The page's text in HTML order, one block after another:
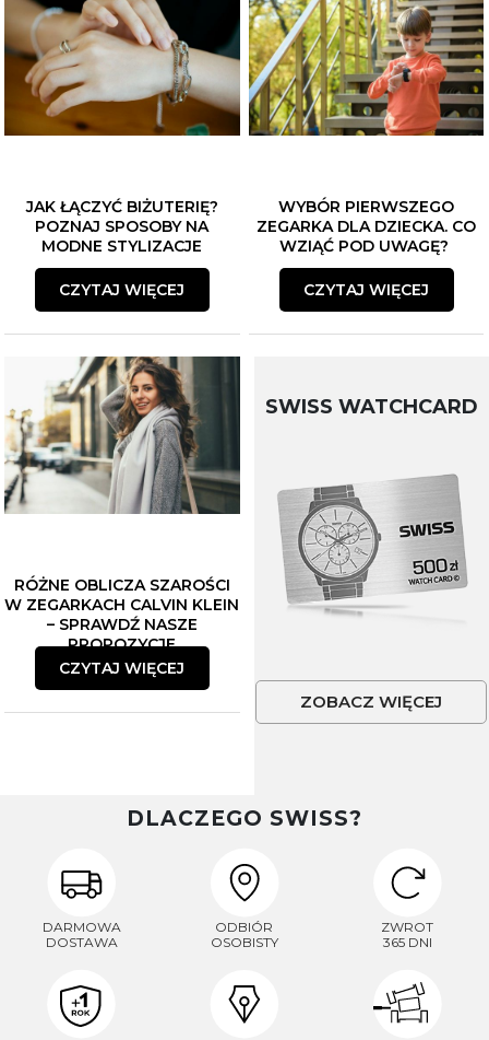
JAK ŁĄCZYĆ BIŻUTERIĘ?
POZNAJ SPOSOBY NA
MODNE STYLIZACJE
CZYTAJ WIĘCEJ
WYBÓR PIERWSZEGO
ZEGARKA DLA DZIECKA. CO
WZIĄĆ POD UWAGĘ?
CZYTAJ WIĘCEJ
RÓŻNE OBLICZA SZAROŚCI
W ZEGARKACH CALVIN KLEIN
– SPRAWDŹ NASZE
PROPOZYCJE
CZYTAJ WIĘCEJ
SWISS WATCHCARD
ZOBACZ WIĘCEJ
DLACZEGO SWISS?
DARMOWA
DOSTAWA
ODBIÓR
OSOBISTY
ZWROT
365 DNI